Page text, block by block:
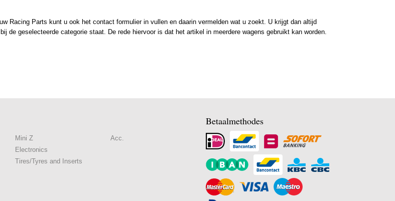
Racing Parts kunt u ook het contact formulier in vullen en daarin vermelden wat u zoekt. U krijgt dan altijd
de geselecteerde categorie staat. De rede hiervoor is dat het artikel in meerdere wagens gebruikt kan worden.
Mini Z
Electronics
Tires/Tyres and Inserts
Acc.
Betaalmethodes